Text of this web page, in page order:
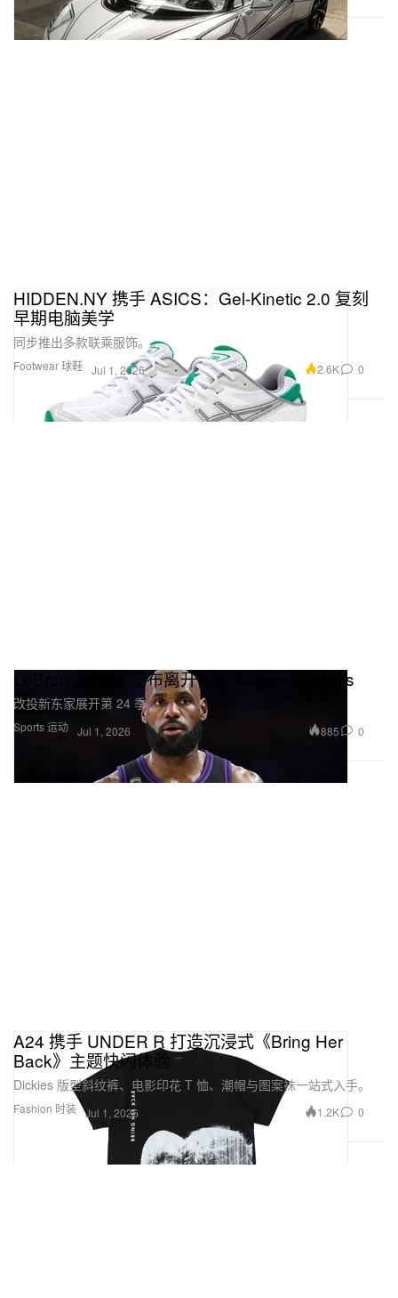
Footwear 球鞋
HIDDEN.NY 携手 ASICS：Gel-Kinetic 2.0 复刻
早期电脑美学
同步推出多款联乘服饰。。
Jul 1, 2026 2.6K 0
Sports 运动
LeBron James 宣布离开 Los Angeles Lakers
改投新东家展开第 24 季
Jul 1, 2026 885 0
Fashion 时装
A24 携手 UNDER R 打造沉浸式《Bring Her
Back》主题快闪体验
Dickies 版型斜纹裤、电影印花 T 恤、潮帽与图案袜一站式入手。
Jul 1, 2026 1.2K 0